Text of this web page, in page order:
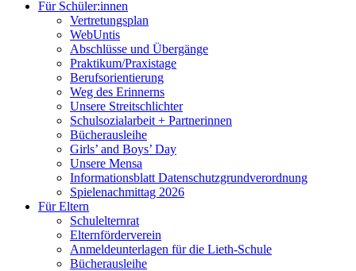
Für Schüler:innen
Vertretungsplan
WebUntis
Abschlüsse und Übergänge
Praktikum/Praxistage
Berufsorientierung
Weg des Erinnerns
Unsere Streitschlichter
Schulsozialarbeit + Partnerinnen
Bücherausleihe
Girls’ and Boys’ Day
Unsere Mensa
Informationsblatt Datenschutzgrundverordnung
Spielenachmittag 2026
Für Eltern
Schulelternrat
Elternförderverein
Anmeldeunterlagen für die Lieth-Schule
Bücherausleihe